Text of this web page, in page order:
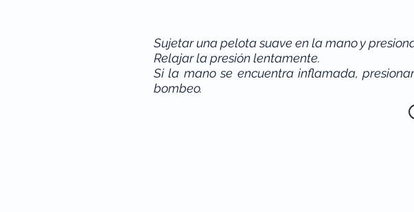
Sujetar una pelota suave en la mano y
Relajar la presión lentamente.
Si la mano se encuentra inflamada,
bombeo.